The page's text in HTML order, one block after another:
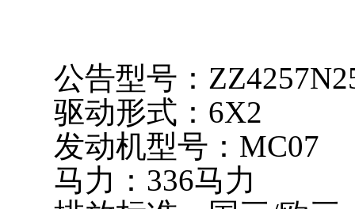
公告型号：
驱动形式：6X2